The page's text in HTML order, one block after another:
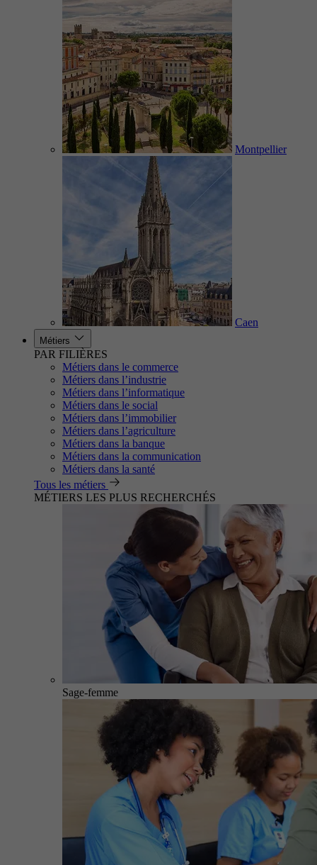
Montpellier
Caen
Métiers
PAR FILIÈRES
Métiers dans le commerce
Métiers dans l’industrie
Métiers dans l’informatique
Métiers dans le social
Métiers dans l’immobilier
Métiers dans l’agriculture
Métiers dans la banque
Métiers dans la communication
Métiers dans la santé
Tous les métiers
MÉTIERS LES PLUS RECHERCHÉS
Sage-femme